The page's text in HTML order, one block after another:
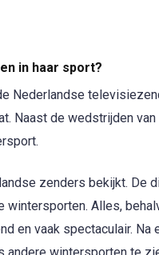
in haar sport?
Nederlandse
Naast de wedstrijden
zenders bekijkt. De
wintersporten. Alles,
en vaak spectaculair.